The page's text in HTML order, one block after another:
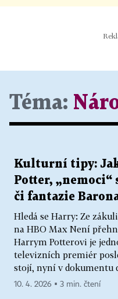
Téma:
Kulturní tipy:
Potter, „nemoci“
či fantazie
Hledá se Harry: Ze
na HBO Max Není
Harrym Potterovi je
televizních premiér
stojí, nyní v dokumentu
10. 4. 2026 ▪ 3 min. čtení